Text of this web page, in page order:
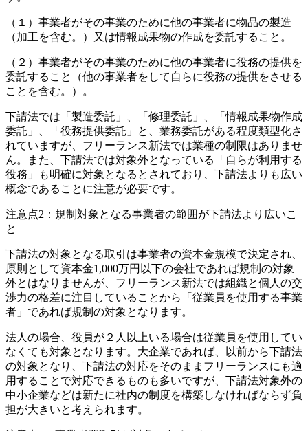
（１）事業者がその事業のために他の事業者に物品の製造
（加工を含む。）又は情報成果物の作成を委託すること。
（２）事業者がその事業のために他の事業者に役務の提供を
委託すること（他の事業者をして自らに役務の提供をさせる
ことを含む。）。
下請法では「製造委託」、「修理委託」、「情報成果物作成
委託」、「役務提供委託」と、業務委託がある程度類型化さ
れていますが、フリーランス新法では業種の制限はありませ
ん。また、下請法では対象外となっている「自らが利用する
役務」も明確に対象となるとされており、下請法よりも広い
概念であることに注意が必要です。
注意点2： 規制対象となる事業者の範囲が下請法より広いこ
と
下請法の対象となる取引は事業者の資本金規模で決定され、
原則として資本金1,000万円以下の会社であれば規制の対象
外とはなりませんが、フリーランス新法では組織と個人の交
渉力の格差に注目していることから「従業員を使用する事業
者」であれば規制の対象となります。
法人の場合、役員が２人以上いる場合は従業員を使用してい
なくても対象となります。大企業であれば、以前から下請法
の対象となり、下請法の対応をそのままフリーランスにも適
用することで対応できるものも多いですが、下請法対象外の
中小企業などは新たに社内の制度を構築しなければならず負
担が大きいと考えられます。